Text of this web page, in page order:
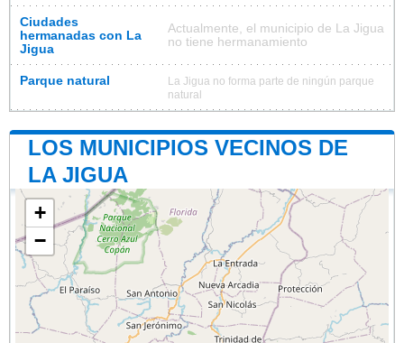
Ciudades
hermanadas con La
Jigua
Actualmente, el municipio de La Jigua
no tiene hermanamiento
Parque natural
La Jigua no forma parte de ningún parque
natural
LOS MUNICIPIOS VECINOS DE
LA JIGUA
+
−